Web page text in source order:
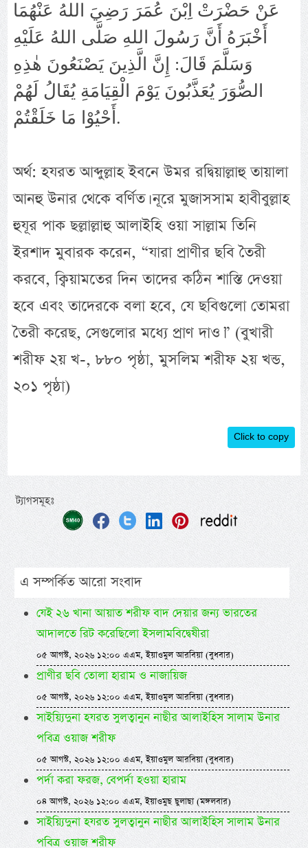
عَنْ حَضْرَتْ اِبْنَ عُمَرَ رَضِيَ اللهُ عَنْهُمَا
أَخْبَرَهُ أَنَّ رَسُولَ اللهِ صَلَّى اللهُ عَلَيْهِ
وَسَلَّمَ قَالَ: إِنَّ الَّذِينَ يَصْنَعُونَ هٰذِهِ
الصُّوَرَ يُعَذَّبُونَ يَوْمَ الْقِيَامَةِ يُقَالُ لَهُمْ
أَحْيُوْا مَا خَلَقْتُمْ.
অর্থ: হযরত আব্দুল্লাহ ইবনে উমর রদ্বিয়াল্লাহু তায়ালা
আনহু উনার থেকে বর্ণিত। নূরে মুজাসসাম হাবীবুল্লাহ
হুযূর পাক ছল্লাল্লাহু আলাইহি ওয়া সাল্লাম তিনি
ইরশাদ মুবারক করেন, “যারা প্রাণীর ছবি তৈরী
করবে, ক্বিয়ামতের দিন তাদের কঠিন শাস্তি দেওয়া
হবে এবং তাদেরকে বলা হবে, যে ছবিগুলো তোমরা
তৈরী করেছ, সেগুলোর মধ্যে প্রাণ দাও।” (বুখারী
শরীফ ২য় খ-, ৮৮০ পৃষ্ঠা, মুসলিম শরীফ ২য় খন্ড,
২০১ পৃষ্ঠা)
Click to copy
ট্যাগসমূহঃ
এ সম্পর্কিত আরো সংবাদ
যেই ২৬ খানা আয়াত শরীফ বাদ দেয়ার জন্য ভারতের
আদালতে রিট করেছিলো ইসলামবিদ্বেষীরা
০৫ আগস্ট, ২০২৬ ১২:০০ এএম, ইয়াওমুল আরবিয়া (বুধবার)
প্রাণীর ছবি তোলা হারাম ও নাজায়িজ
০৫ আগস্ট, ২০২৬ ১২:০০ এএম, ইয়াওমুল আরবিয়া (বুধবার)
সাইয়্যিদুনা হযরত সুলত্বানুন নাছীর আলাইহিস সালাম উনার
পবিত্র ওয়াজ শরীফ
০৫ আগস্ট, ২০২৬ ১২:০০ এএম, ইয়াওমুল আরবিয়া (বুধবার)
পর্দা করা ফরজ, বেপর্দা হওয়া হারাম
০৪ আগস্ট, ২০২৬ ১২:০০ এএম, ইয়াওমুছ ছুলাছা (মঙ্গলবার)
সাইয়্যিদুনা হযরত সুলত্বানুন নাছীর আলাইহিস সালাম উনার
পবিত্র ওয়াজ শরীফ